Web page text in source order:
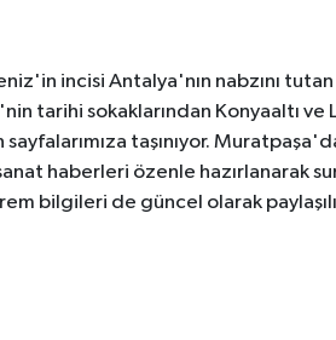
incisi Antalya'nın nabzını tutan
tarihi sokaklarından Konyaaltı
sayfalarımıza taşınıyor.
haberleri özenle hazırlanarak
bilgileri de güncel olarak